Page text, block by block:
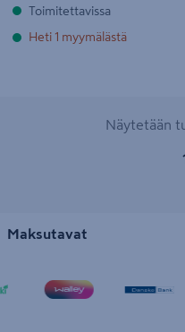
Toimitettavissa
Heti 1 myymälästä
Näytetään
Maksutavat